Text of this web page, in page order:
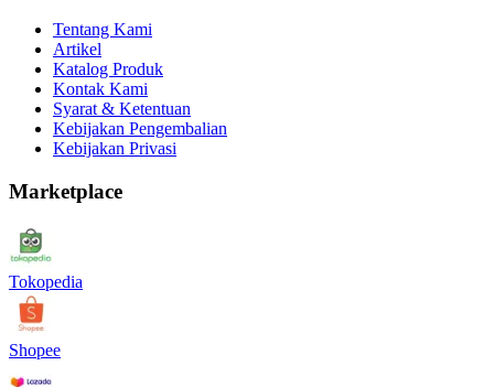
Tentang Kami
Artikel
Katalog Produk
Kontak Kami
Syarat & Ketentuan
Kebijakan Pengembalian
Kebijakan Privasi
Marketplace
Tokopedia
Shopee